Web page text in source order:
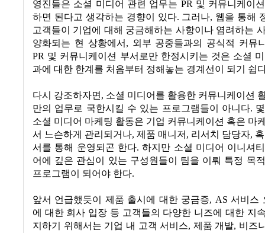
영진들은 소셜 미디어 관련 업무는 PR 및 커뮤니케이
하면 된다고 생각하는 경향이 있다. 그러나, 웹을 통해
고객들이 기업에 대해 궁금해하는 사항이나 염려하는
양화되는 현 상황에서 , 외부 공중들과의 공식적 커뮤
PR 및 커뮤니케이션 부서로만 한정시키는 것은 소셜
과에 대한 한계를 처음부터 정해놓는 경계선이 되기 쉽
다시 강조하자면, 소셜 미디어를 활용한 커뮤니케이션
만의 업무로 국한시킬 수 있는 프로그램들이 아니다.
소셜 미디어 마케팅 활동은 기업 커뮤니케이션 혹은 마
서 느슨하게 관리되거나, 제품 매니저 , 리서치 담당자,
서를 통해 운영되곤 한다.하지만 소셜 미디어 이니셔
어에 깊은 관심이 있는 구성원들이 팀을 이뤄 특정 목
프로그램이 되어야 한다.
앞서 언급했듯이 제품 출시에 대한 궁금증, AS서비스
에 대한 회사 입장 등 고객들의 다양한 니즈에 대한 지
지하기 위해서는 기업 내 고객 서비스, 제품 개발, 비즈